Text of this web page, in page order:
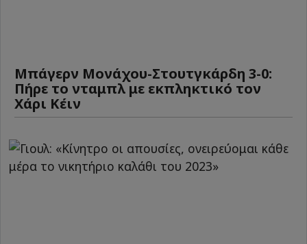
Μπάγερν Μονάχου-Στουτγκάρδη 3-0:
Πήρε το νταμπλ με εκπληκτικό τον
Χάρι Κέιν